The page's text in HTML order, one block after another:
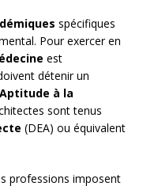
spécifiques
Pour exercer en
est
détenir un
à la
sont tenus
(DEA) ou équivalent
professions imposent